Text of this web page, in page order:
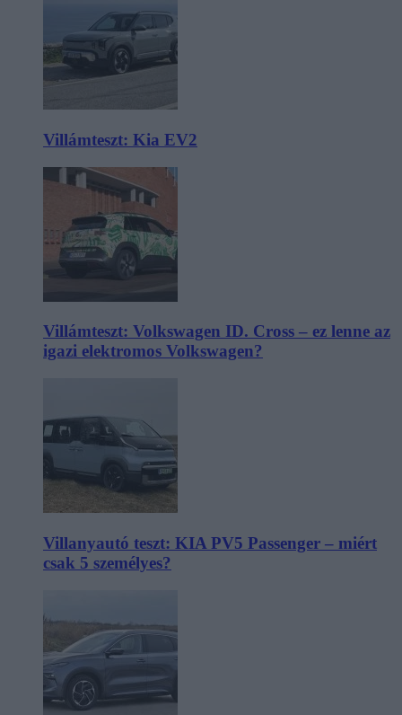
Villámteszt: Kia EV2
Villámteszt: Volkswagen ID. Cross – ez lenne az
igazi elektromos Volkswagen?
Villanyautó teszt: KIA PV5 Passenger – miért
csak 5 személyes?